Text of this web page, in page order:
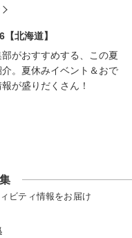
北海道】
がおすすめする、この夏
。夏休みイベント＆おで
が盛りだくさん！
ビティ情報をお届け